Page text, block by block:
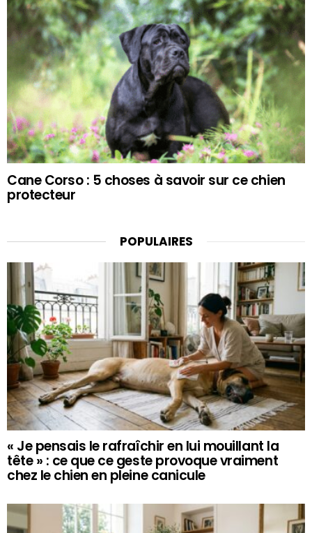
Cane Corso : 5 choses à savoir sur ce chien
protecteur
POPULAIRES
« Je pensais le rafraîchir en lui mouillant la
tête » : ce que ce geste provoque vraiment
chez le chien en pleine canicule